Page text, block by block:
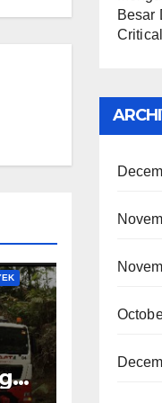
Besar